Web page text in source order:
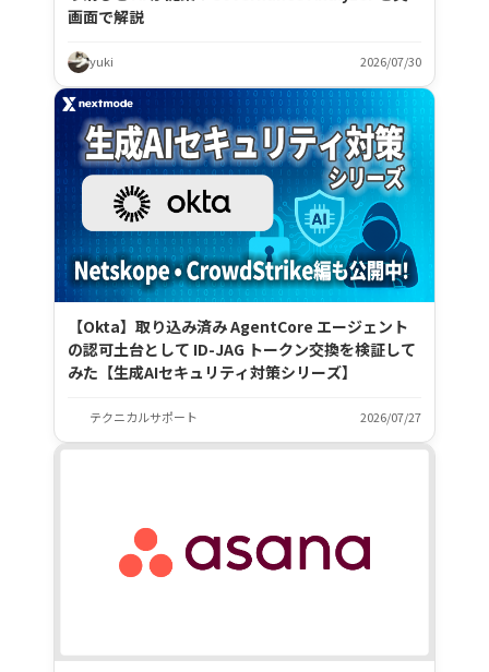
画面で解説
yuki 2026/07/30
【Okta】取り込み済み AgentCore エージェント
の認可土台として ID-JAG トークン交換を検証して
みた【生成AIセキュリティ対策シリーズ】
テクニカルサポート 2026/07/27